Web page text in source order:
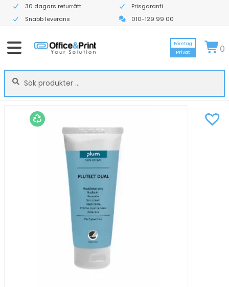
30 dagars returrätt
Prisgaranti
Snabb leverans
010-129 99 00
Sök
efter:
Sök
Företag
Privat
0